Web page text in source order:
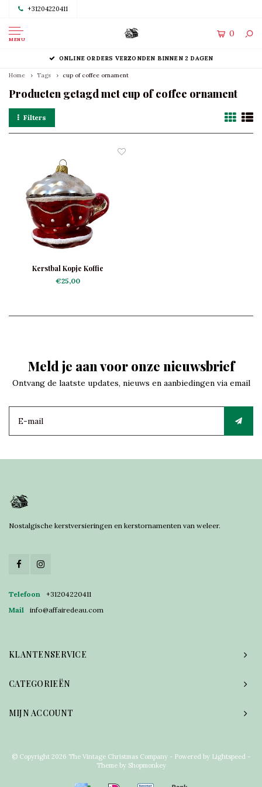
+31204220411
MENU
0
ONLINE ORDERS VERZONDEN BINNEN 2 DAGEN
Home Tags cup of coffee ornament
Producten getagd met cup of coffee ornament
Filters
Kerstbal Kopje Koffie
€25,00
Meld je aan voor onze nieuwsbrief
Ontvang de laatste updates, nieuws en aanbiedingen via email
Nostalgische kerstversieringen en kerstornamenten van weleer.
Telefoon
+31204220411
Mail
info@affairedeau.com
KLANTENSERVICE
CATEGORIEËN
MIJN ACCOUNT
© Copyright 2026 The Vintage Christmas Company - Powered by Lightspeed -
Theme by Shopmonkey